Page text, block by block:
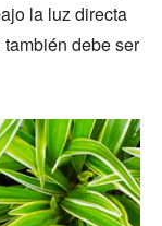
la luz directa
debe ser